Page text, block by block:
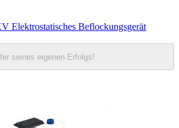
Elektrostatisches Beflockungsgerät
seines eigenen Erfolgs!